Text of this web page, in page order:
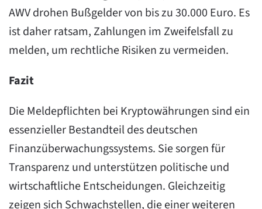
AWV drohen Bußgelder von bis zu 30.000 Euro. Es
ist daher ratsam, Zahlungen im Zweifelsfall zu
melden, um rechtliche Risiken zu vermeiden.
Fazit
Die Meldepflichten bei Kryptowährungen sind ein
essenzieller Bestandteil des deutschen
Finanzüberwachungssystems. Sie sorgen für
Transparenz und unterstützen politische und
wirtschaftliche Entscheidungen. Gleichzeitig
zeigen sich Schwachstellen, die einer weiteren